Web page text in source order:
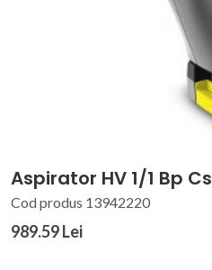
Aspirator HV 1/1 Bp Cs
Cod produs 13942220
989.59 Lei